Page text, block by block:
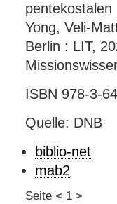
Yong, Veli-
Berlin : LIT,
ISBN 978-3-
Quelle: DNB
biblio-net
mab2
Seite < 1 >